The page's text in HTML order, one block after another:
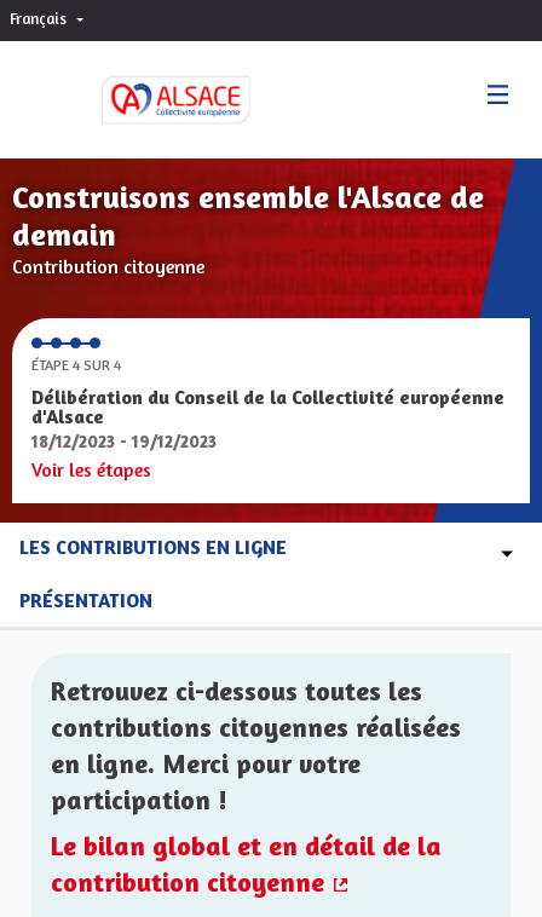
Français Choisir la langue
Construisons ensemble l'Alsace de
demain
Contribution citoyenne
ÉTAPE 4 SUR 4
Délibération du Conseil de la Collectivité européenne
d'Alsace
18/12/2023 - 19/12/2023
Voir les étapes
LES CONTRIBUTIONS EN LIGNE
PRÉSENTATION
Retrouvez ci-dessous toutes les
contributions citoyennes réalisées
en ligne. Merci pour votre
participation !
Le bilan global et en détail de la
contribution citoyenne